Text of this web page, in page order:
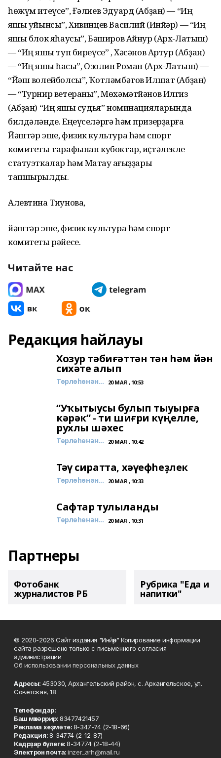
һөжүм итеүсе”, Ғәлиев Эдуард (Абҙан) — “Иң
яҡшы уйынсы”, Хивинцев Василий (Инйәр) — “Иң
яҡшы блок яһаусы”, Бәширов Айнур (Арх-Латыш)
— “Иң яҡшы туп биреүсе” , Хәсәнов Артур (Абҙан)
— “Иң яҡшы һаҡсы”, Озолин Роман (Арх-Латыш) —
“Йәш волейболсы”, Ҡотләмбәтов Илшат (Абҙан)
— “Турнир ветераны”, Мөхәмәтйәнов Илгиз
(Абҙан) “Иң яҡшы судья” номинацияларында
билдәләнде. Еңеүселәргә һәм призерҙарға
Йәштәр эше, физик культура һәм спорт
комитеты тарафынан кубоктар, иҫтәлекле
статуэткалар һәм Маҡтау ҡағыҙҙары
тапшырылды.
Алевтина Тиунова,
йәштәр эше, физик культура һәм спорт
комитеты рәйесе.
Читайте нас
Редакция һайлауы
Хозур тәбиғәттән тән һәм йән
сихәте алып
Төрлөһөнән... 20 МАЯ , 10:53
“Уҡытыусы булып тыуырға
кәрәк” - ти шиғри күңелле,
рухлы шәхес
Төрлөһөнән... 20 МАЯ , 10:42
Тәү сиратта, хәүефһеҙлек
Төрлөһөнән... 20 МАЯ , 10:33
Сафтар тулыланды
Төрлөһөнән... 20 МАЯ , 10:31
Партнеры
Фотобанк
журналистов РБ
Рубрика "Еда и
напитки"
© 2020-2026 Сайт издания "Инйәр" Копирование информации
сайта разрешено только с письменного согласия
администрации
Об использовании персональных данных
Адресы: 453030, Архангельский район, с. Архангельское, ул.
Советская, 18
Телефондар:
Баш мөхәррир:83477421457
Реклама хеҙмәте:8-347-74 (2-18-66)
Редакция:8-34774 (2-12-87)
Кадрҙар бүлеге:8-34774 (2-18-44)
Электрон почта:inzer_arh@mail.ru